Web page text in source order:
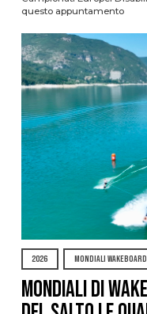
questo appuntamento
2026 MONDIALI
Mondiali di